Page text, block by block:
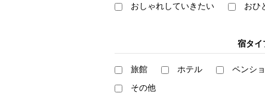
おしゃれしていきたい
おひ
宿タイ
旅館 ホテル ペンシ
その他